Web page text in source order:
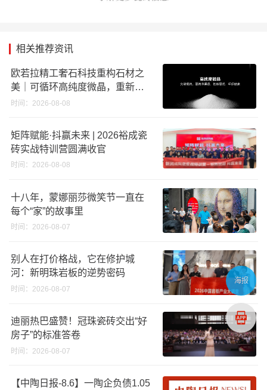
相关推荐资讯
欧若拉精工奢石科技重构石材之
美｜可循环高纯度微晶，重新定
义高端奢石原料
时间：2026-08-08
矩阵赋能·抖赢未来 | 2026裕成瓷
砖实战特训营圆满收官
时间：2026-08-08
十八年，蒙娜丽莎微笑节一直在
每个“家”的故事里
时间：2026-08-07
别人在打价格战，它在修护城
河：新明珠岩板的逆势密码
时间：2026-08-07
迪丽热巴盛赞！冠珠瓷砖交出“好
房子”的标准答卷
时间：2026-08-07
【中陶日报-8.6】一陶企负债1.05
海报